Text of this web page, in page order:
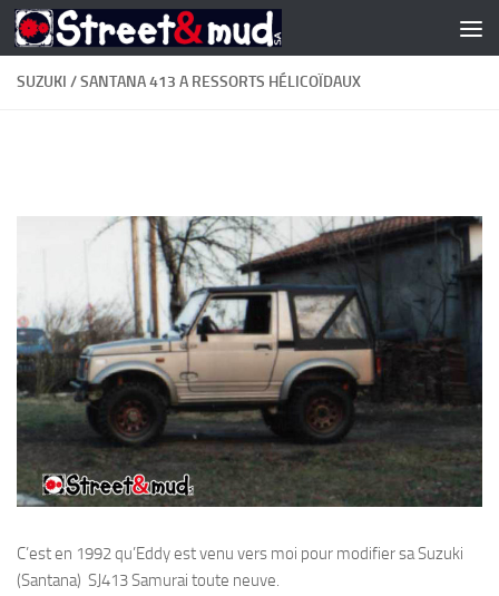
Skip to content
SUZUKI / SANTANA 413 A RESSORTS HÉLICOÏDAUX
C’est en 1992 qu’Eddy est venu vers moi pour modifier sa Suzuki
(Santana) SJ413 Samurai toute neuve.